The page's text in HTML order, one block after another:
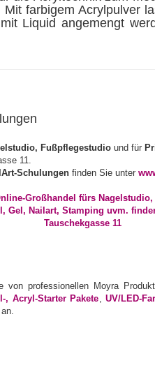
Fußpflegestudio und für
11.
Schulungen finden Sie unter
von professionellen Moyra
, Acryl-Starter Pakete,UV/LED-